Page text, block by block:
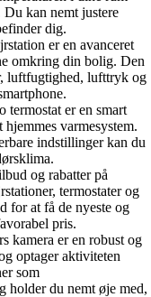
kan nemt justere
dig.
er en avanceret
omkring din bolig. Den
luftfugtighed, lufttryk og
termostat er en smart
varmesystem.
indstillinger kan du
og rabatter på
termostater og
for at få de nyeste og
pris.
kamera er en robust og
optager aktiviteten
som
holder du nemt øje med,